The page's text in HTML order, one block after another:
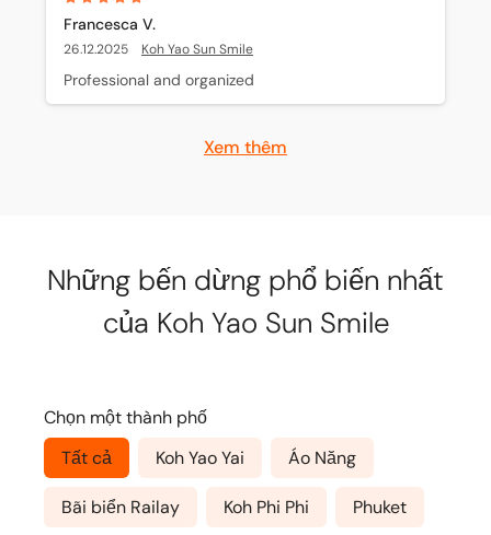
Francesca V.
26.12.2025 Koh Yao Sun Smile
Professional and organized
Xem thêm
Những bến dừng phổ biến nhất
của Koh Yao Sun Smile
Chọn một thành phố
Tất cả
Koh Yao Yai Áo Năng
Bãi biển Railay Koh Phi Phi Phuket